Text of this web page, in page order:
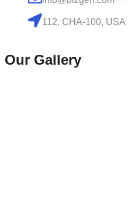
112, CHA-100, USA
Our Gallery